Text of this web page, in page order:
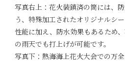
写真右上：花火装鎮済の筒には、
う、特殊加工されたオリジナルシ
性能に加え、防水効果もあるため
の雨天でも打上げが可能です。
写真下：熱海海上花火大会での万